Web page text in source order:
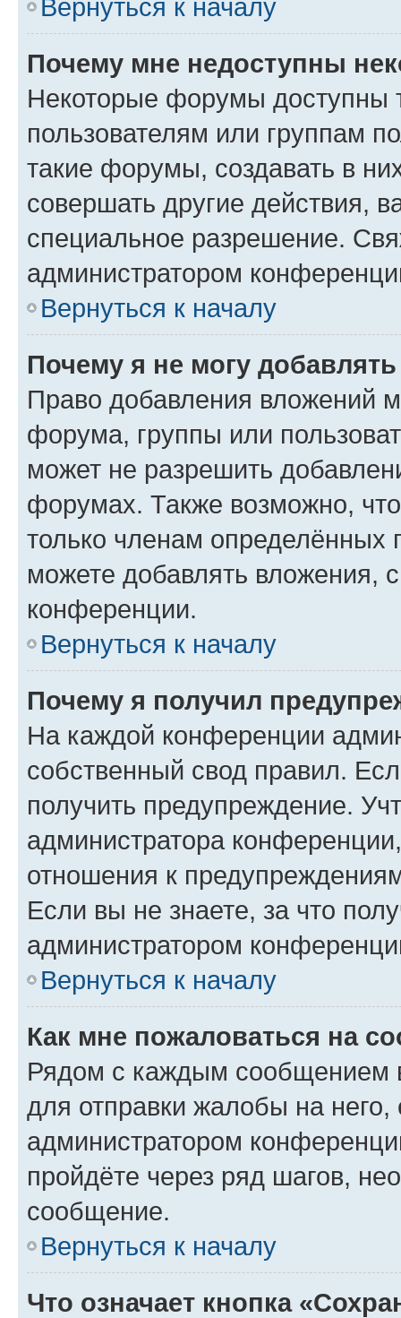
Вернуться к началу
Почему мне недоступны
Некоторые форумы доступны
пользователям или группам
такие форумы, создавать в
совершать другие действия,
специальное разрешение.
администратором
Вернуться к началу
Почему я не могу
Право добавления вложений
форума, группы или
может не разрешить
форумах. Также возможно,
только членам определённых
можете добавлять вложения,
конференции.
Вернуться к началу
Почему я получил
На каждой конференции
собственный свод правил.
получить предупреждение.
администратора
отношения к
Если вы не знаете, за что
администратором
Вернуться к началу
Как мне пожаловаться на
Рядом с каждым сообщением
для отправки жалобы на
администратором
пройдёте через ряд шагов,
сообщение.
Вернуться к началу
Что означает кнопка